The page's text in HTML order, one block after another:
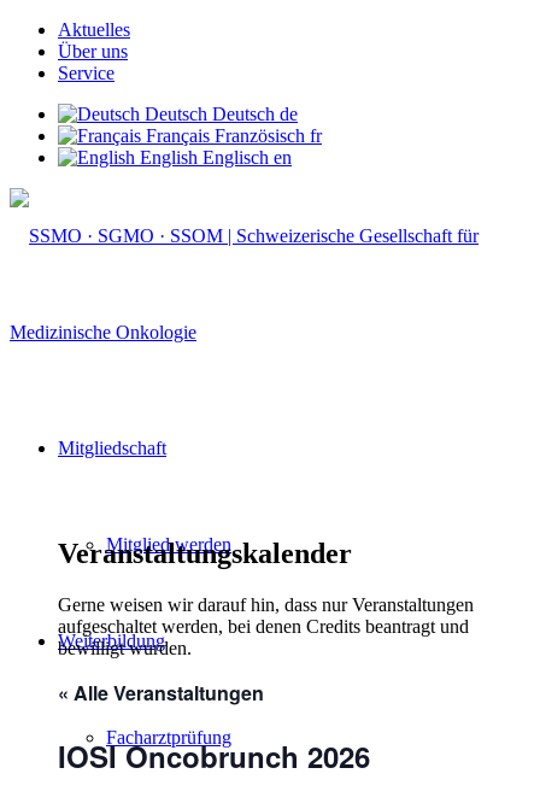
Aktuelles
Über uns
Service
Deutsch Deutsch de
Français Französisch fr
English Englisch en
Mitgliedschaft
Mitglied werden
Weiterbildung
Facharztprüfung
Veranstaltungskalender
Gerne weisen wir darauf hin, dass nur Veranstaltungen
aufgeschaltet werden, bei denen Credits beantragt und
bewilligt wurden.
« Alle Veranstaltungen
IOSI Oncobrunch 2026